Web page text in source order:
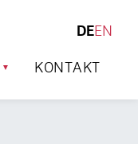
DEEN
KONTAKT